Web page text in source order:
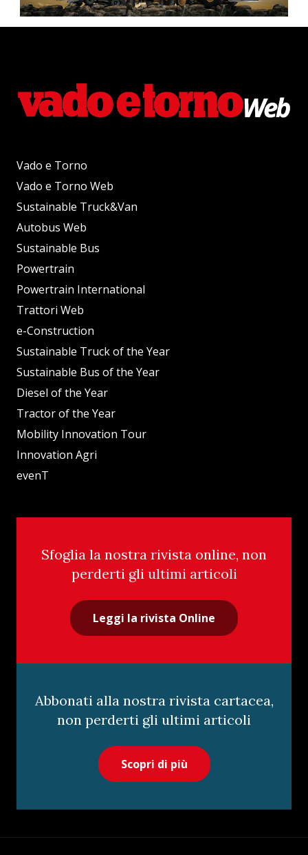
Vado e Torno
Vado e Torno Web
Sustainable Truck&Van
Autobus Web
Sustainable Bus
Powertrain
Powertrain International
Trattori Web
e-Construction
Sustainable Truck of the Year
Sustainable Bus of the Year
Diesel of the Year
Tractor of the Year
Mobility Innovation Tour
Innovation Agri
evenT
Sfoglia la nostra rivista online, non
perderti gli ultimi articoli
Leggi la rivista Online
Abbonati alla nostra rivista cartacea,
non perderti gli ultimi articoli
Scopri di più